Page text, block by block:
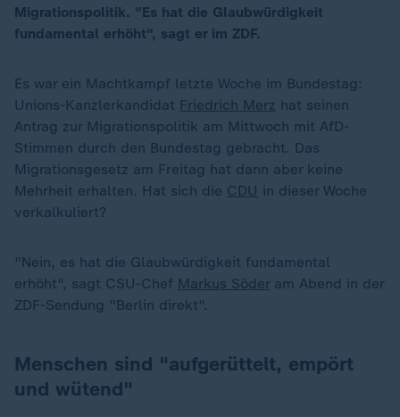
Migrationspolitik. "Es hat die Glaubwürdigkeit
fundamental erhöht", sagt er im ZDF.
Es war ein Machtkampf letzte Woche im Bundestag:
Unions-Kanzlerkandidat Friedrich Merz hat seinen
Antrag zur Migrationspolitik am Mittwoch mit AfD-
Stimmen durch den Bundestag gebracht. Das
Migrationsgesetz am Freitag hat dann aber keine
Mehrheit erhalten. Hat sich die CDU in dieser Woche
verkalkuliert?
"Nein, es hat die Glaubwürdigkeit fundamental
erhöht", sagt CSU-Chef Markus Söder am Abend in der
ZDF-Sendung "Berlin direkt".
Menschen sind "aufgerüttelt, empört
und wütend"